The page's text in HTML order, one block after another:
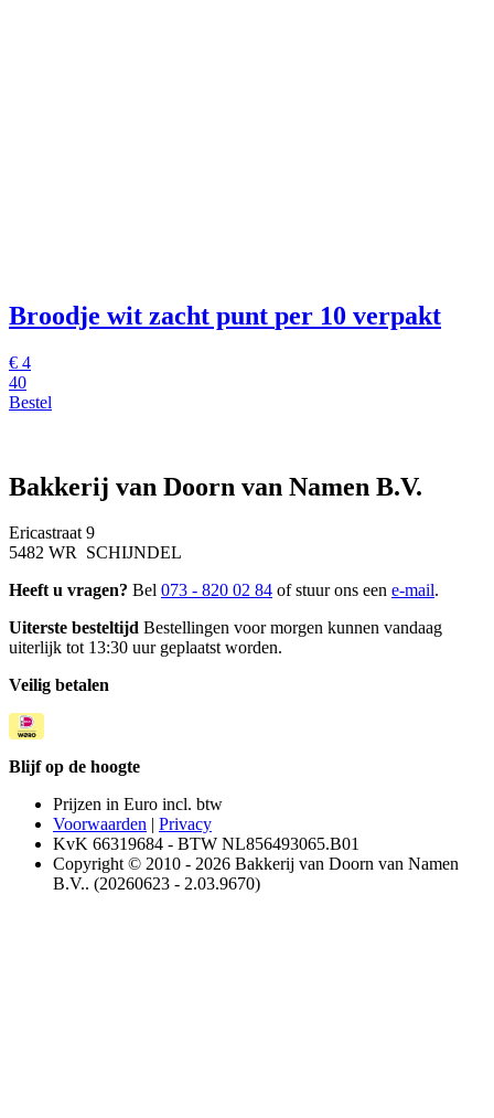
Broodje wit zacht punt per 10 verpakt
€ 4
40
Bestel
Bakkerij van Doorn van Namen B.V.
Ericastraat 9
5482 WR SCHIJNDEL
Heeft u vragen? Bel 073 - 820 02 84 of stuur ons een e-mail.
Uiterste besteltijd Bestellingen voor morgen kunnen vandaag
uiterlijk tot 13:30 uur geplaatst worden.
Veilig betalen
Blijf op de hoogte
Prijzen in Euro incl. btw
Voorwaarden | Privacy
KvK 66319684 - BTW NL856493065.B01
Copyright © 2010 - 2026 Bakkerij van Doorn van Namen
B.V.. (20260623 - 2.03.9670)